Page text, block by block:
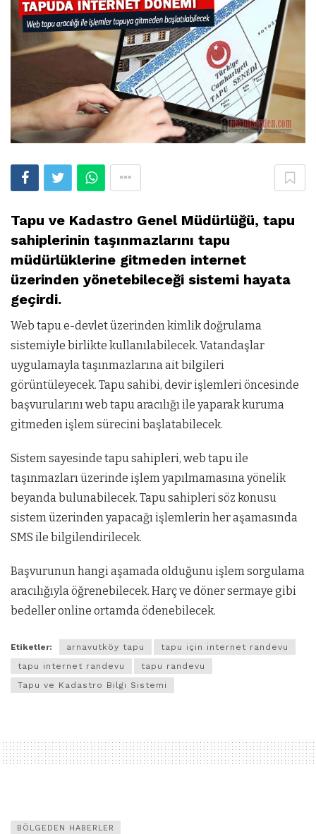
Tapu ve Kadastro Genel Müdürlüğü, tapu
sahiplerinin taşınmazlarını tapu
müdürlüklerine gitmeden internet
üzerinden yönetebileceği sistemi hayata
geçirdi.
Web tapu e-devlet üzerinden kimlik doğrulama
sistemiyle birlikte kullanılabilecek. Vatandaşlar
uygulamayla taşınmazlarına ait bilgileri
görüntüleyecek. Tapu sahibi, devir işlemleri öncesinde
başvurularını web tapu aracılığı ile yaparak kuruma
gitmeden işlem sürecini başlatabilecek.
Sistem sayesinde tapu sahipleri, web tapu ile
taşınmazları üzerinde işlem yapılmamasına yönelik
beyanda bulunabilecek. Tapu sahipleri söz konusu
sistem üzerinden yapacağı işlemlerin her aşamasında
SMS ile bilgilendirilecek.
Başvurunun hangi aşamada olduğunu işlem sorgulama
aracılığıyla öğrenebilecek. Harç ve döner sermaye gibi
bedeller online ortamda ödenebilecek.
Etiketler: arnavutköy tapu
tapu için internet randevu
tapu internet randevu
tapu randevu
Tapu ve Kadastro Bilgi Sistemi
BÖLGEDEN HABERLER